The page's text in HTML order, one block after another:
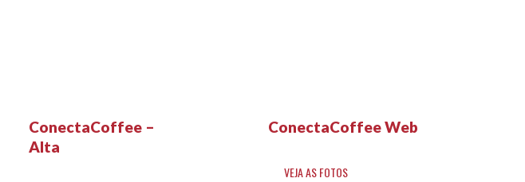
ConectaCoffee –
Alta
ConectaCoffee Web
VEJA AS FOTOS